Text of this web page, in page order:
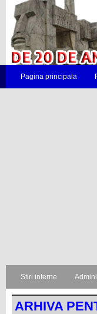
Pagina principala
Stiri interne
ARHIVA